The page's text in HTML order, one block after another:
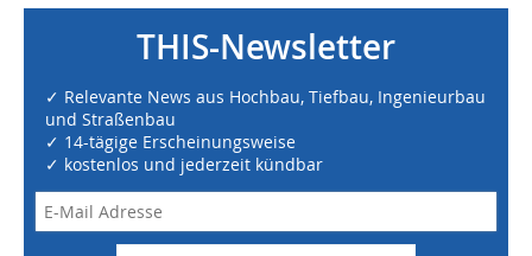
THIS-Newsletter
✓ Relevante News aus Hochbau, Tiefbau, Ingenieurbau
und Straßenbau
✓ 14-tägige Erscheinungsweise
✓ kostenlos und jederzeit kündbar